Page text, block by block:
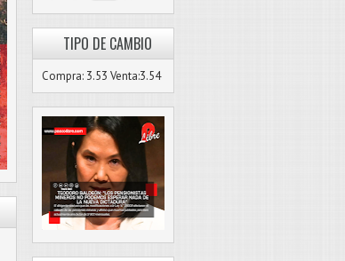
TIPO DE CAMBIO
Compra: 3.53 Venta:3.54